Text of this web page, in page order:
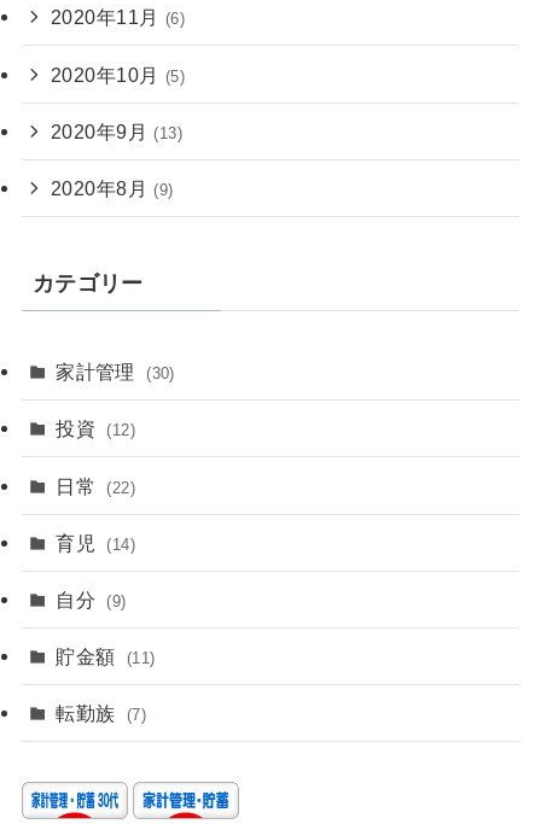
2020年11月 (6)
2020年10月 (5)
2020年9月 (13)
2020年8月 (9)
カテゴリー
家計管理 (30)
投資 (12)
日常 (22)
育児 (14)
自分 (9)
貯金額 (11)
転勤族 (7)